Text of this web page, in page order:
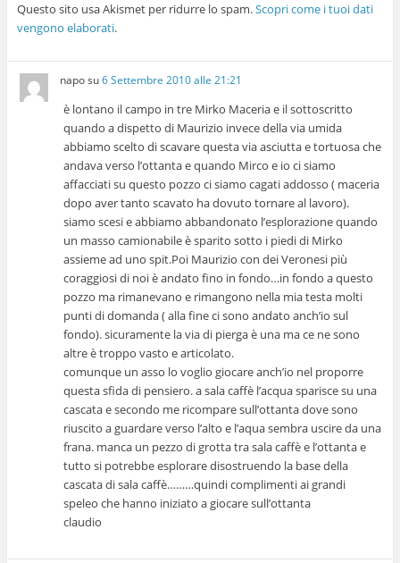
Questo sito usa Akismet per ridurre lo spam.Scopri come i tuoi dati
vengono elaborati.
naposu6 Settembre 2010 alle 21:21
è lontano il campo in tre Mirko Maceria e il sottoscritto
quando a dispetto di Maurizio invece della via umida
abbiamo scelto di scavare questa via asciutta e tortuosa che
andava verso l’ottanta e quando Mirco e io ci siamo
affacciati su questo pozzo ci siamo cagati addosso ( maceria
dopo aver tanto scavato ha dovuto tornare al lavoro).
siamo scesi e abbiamo abbandonato l’esplorazione quando
un masso camionabile è sparito sotto i piedi di Mirko
assieme ad uno spit.Poi Maurizio con dei Veronesi più
coraggiosi di noi è andato fino in fondo…in fondo a questo
pozzo ma rimanevano e rimangono nella mia testa molti
punti di domanda ( alla fine ci sono andato anch’io sul
fondo). sicuramente la via di pierga è una ma ce ne sono
altre è troppo vasto e articolato.
comunque un asso lo voglio giocare anch’io nel proporre
questa sfida di pensiero. a sala caffè l’acqua sparisce su una
cascata e secondo me ricompare sull’ottanta dove sono
riuscito a guardare verso l’alto e l’aqua sembra uscire da una
frana. manca un pezzo di grotta tra sala caffè e l’ottanta e
tutto si potrebbe esplorare disostruendo la base della
cascata di sala caffè………quindi complimenti ai grandi
speleo che hanno iniziato a giocare sull’ottanta
claudio